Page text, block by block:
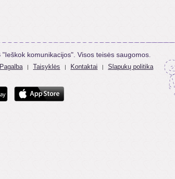
komunikacijos". Visos teisės saugomos.
Pagalba | Taisyklės | Kontaktai | Slapukų politika